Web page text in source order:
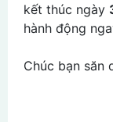
kết thúc ngày
hành động
Chúc bạn săn